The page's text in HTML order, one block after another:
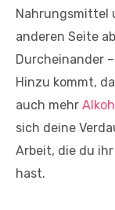
Nahrungsmittel
anderen Seite
Durcheinander
Hinzu kommt,
auch mehr
sich deine
Arbeit, die du
hast.